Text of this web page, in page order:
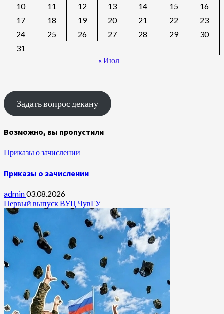
10
11 12 13 14 15
16
17
18 19 20 21 22
23
24
25 26 27 28 29
30
31
« Июл
Задать вопрос декану
Возможно, вы пропустили
Приказы о зачислении
Приказы о зачислении
admin03.08.2026
Первый выпуск ВУЦ ЧувГУ